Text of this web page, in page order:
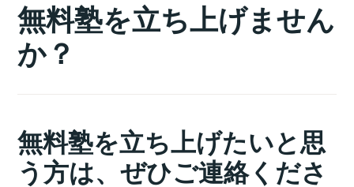
無料塾を立ち上げません
か？
無料塾を立ち上げたいと思
う方は、ぜひご連絡くださ